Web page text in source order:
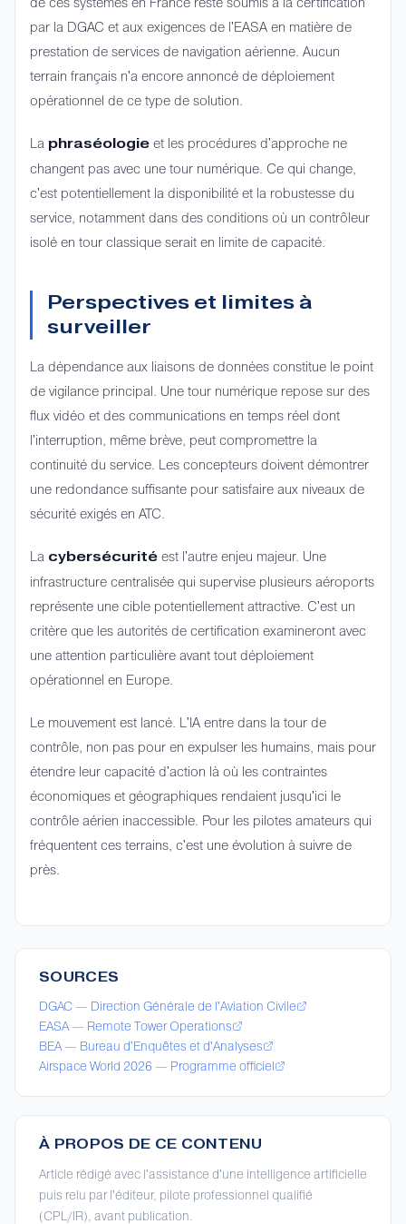
par la DGAC et aux exigences de l'EASA en matière de
prestation de services de navigation aérienne. Aucun
terrain français n'a encore annoncé de déploiement
opérationnel de ce type de solution.
La phraséologie et les procédures d'approche ne
changent pas avec une tour numérique. Ce qui change,
c'est potentiellement la disponibilité et la robustesse du
service, notamment dans des conditions où un contrôleur
isolé en tour classique serait en limite de capacité.
Perspectives et limites à
surveiller
La dépendance aux liaisons de données constitue le point
de vigilance principal. Une tour numérique repose sur des
flux vidéo et des communications en temps réel dont
l'interruption, même brève, peut compromettre la
continuité du service. Les concepteurs doivent démontrer
une redondance suffisante pour satisfaire aux niveaux de
sécurité exigés en ATC.
La cybersécurité est l'autre enjeu majeur. Une
infrastructure centralisée qui supervise plusieurs aéroports
représente une cible potentiellement attractive. C'est un
critère que les autorités de certification examineront avec
une attention particulière avant tout déploiement
opérationnel en Europe.
Le mouvement est lancé. L'IA entre dans la tour de
contrôle, non pas pour en expulser les humains, mais pour
étendre leur capacité d'action là où les contraintes
économiques et géographiques rendaient jusqu'ici le
contrôle aérien inaccessible. Pour les pilotes amateurs qui
fréquentent ces terrains, c'est une évolution à suivre de
près.
SOURCES
DGAC — Direction Générale de l'Aviation Civile
EASA — Remote Tower Operations
BEA — Bureau d'Enquêtes et d'Analyses
Airspace World 2026 — Programme officiel
À PROPOS DE CE CONTENU
Article rédigé avec l'assistance d'une intelligence artificielle
puis relu par l'éditeur, pilote professionnel qualifié
(CPL/IR), avant publication.